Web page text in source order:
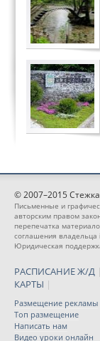
© 2007–2015
Письменные и
авторским правом
перепечатка
соглашения владельца
Юридическая
РАСПИСАНИЕ Ж/Д |
КАРТЫ |
Размещение рекламы
Топ размещение
Написать нам
Видео уроки онлайн